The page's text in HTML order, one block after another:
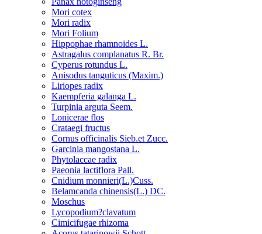
Mori cotex
Mori radix
Mori Folium
Hippophae rhamnoides L.
Astragalus complanatus R. Br.
Cyperus rotundus L.
Anisodus tanguticus (Maxim.)
Liriopes radix
Kaempferia galanga L.
Turpinia arguta Seem.
Lonicerae flos
Crataegi fructus
Cornus officinalis Sieb.et Zucc.
Garcinia mangostana L.
Phytolaccae radix
Paeonia lactiflora Pall.
Cnidium monnieri(L.)Cuss.
Belamcanda chinensis(L.) DC.
Moschus
Lycopodium?clavatum
Cimicifugae rhizoma